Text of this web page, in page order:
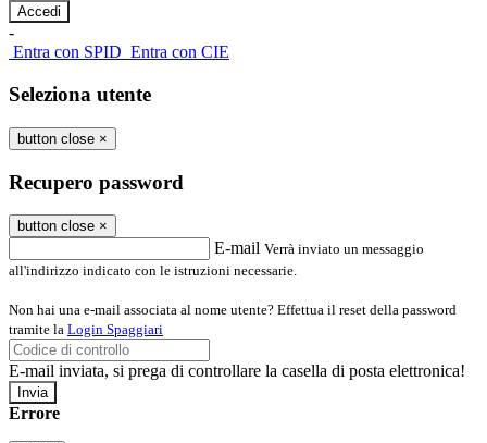
-
Entra con SPID Entra con CIE
Seleziona utente
button close ×
Recupero password
button close ×
E-mail Verrà inviato un messaggio
all'indirizzo indicato con le istruzioni necessarie.
Non hai una e-mail associata al nome utente? Effettua il reset della password
tramite la Login Spaggiari
E-mail inviata, si prega di controllare la casella di posta elettronica!
Errore